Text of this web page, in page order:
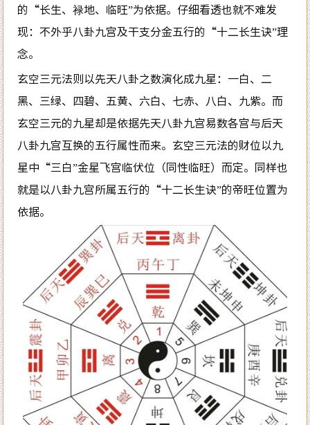
的“长生、禄地、临旺”为依据。仔细看透也就不难发
现：不外乎八卦九宫及干支分金五行的“十二长生诀”理
念。
玄空三元法则以先天八卦之数演化成九星：一白、二
黑、三绿、四碧、五黄、六白、七赤、八白、九紫。而
玄空三元的九星却是依据先天八卦九宫易数各宫与后天
八卦九宫互换的五行属性而来。玄空三元法的财位以九
星中“三白”金星飞宫临伏位（同性临旺）而定。同样也
就是以八卦九宫所属五行的“十二长生诀”的帝旺位置为
依据。